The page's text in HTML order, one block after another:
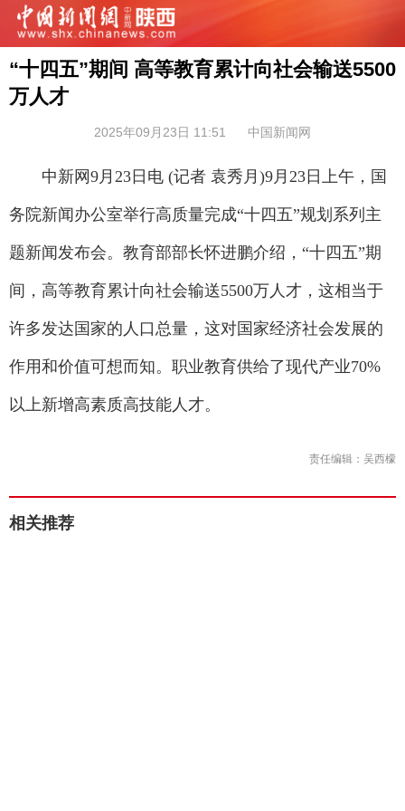
“十四五”期间 高等教育累计向社会输送5500
万人才
2025年09月23日 11:51 中国新闻网
中新网9月23日电 (记者 袁秀月)9月23日上午，国
务院新闻办公室举行高质量完成“十四五”规划系列主
题新闻发布会。教育部部长怀进鹏介绍，“十四五”期
间，高等教育累计向社会输送5500万人才，这相当于
许多发达国家的人口总量，这对国家经济社会发展的
作用和价值可想而知。职业教育供给了现代产业70%
以上新增高素质高技能人才。
责任编辑：吴西檬
相关推荐